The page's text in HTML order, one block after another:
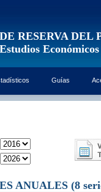
RESERVA DEL
Económicos
Guías
ANUALES (8